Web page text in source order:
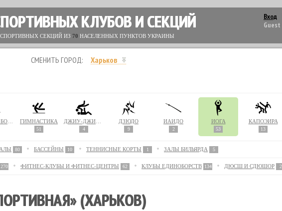
Вход
Guest
КЛУБОВ И СЕКЦИЙ
СПОРТИВНЫХ СЕКЦИЙ ИЗ 70 НАСЕЛЕННЫХ ПУНКТОВ УКРАИНЫ
СМЕНИТЬ ГОРОД: Харьков
ГИМНАСТИКА
51 4
ДЗЮДО
9
ИАЙДО
2
ЙОГА
53
КАПОЭЙРА
13
80 БАССЕЙНЫ 10 ТЕННИСНЫЕ КОРТЫ 1 ЗАЛЫ БИЛЬЯРДА 5
270 ФИТНЕС-КЛУБЫ И ФИТНЕС-ЦЕНТРЫ 62 КЛУБЫ ЕДИНОБОРСТВ 134 ДЮСШ И СДЮШОР 2
(ХАРЬКОВ)